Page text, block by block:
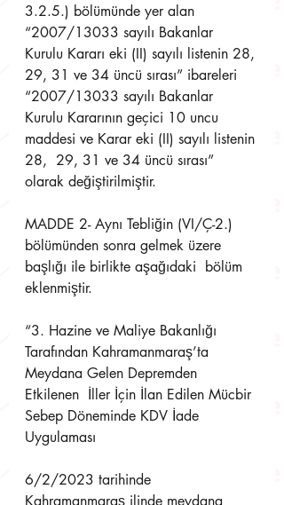
3.2.5.) bölümünde yer alan
“2007/13033 sayılı Bakanlar
Kurulu Kararı eki (II) sayılı listenin 28,
29, 31 ve 34 üncü sırası” ibareleri
“2007/13033 sayılı Bakanlar
Kurulu Kararının geçici 10 uncu
maddesi ve Karar eki (II) sayılı listenin
28,  29, 31 ve 34 üncü sırası”
olarak değiştirilmiştir.
MADDE 2- Aynı Tebliğin (VI/Ç-2.)
bölümünden sonra gelmek üzere
başlığı ile birlikte aşağıdaki  bölüm
eklenmiştir.
“3. Hazine ve Maliye Bakanlığı
Tarafından Kahramanmaraş’ta
Meydana Gelen Depremden
Etkilenen  İller İçin İlan Edilen Mücbir
Sebep Döneminde KDV İade
Uygulaması
6/2/2023 tarihinde
Kahramanmaraş ilinde meydana